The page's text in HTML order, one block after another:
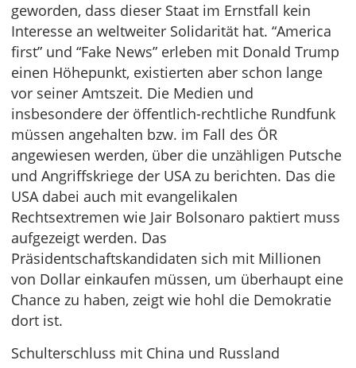
geworden, dass dieser Staat im Ernstfall kein
Interesse an weltweiter Solidarität hat. “America
first” und “Fake News” erleben mit Donald Trump
einen Höhepunkt, existierten aber schon lange
vor seiner Amtszeit. Die Medien und
insbesondere der öffentlich-rechtliche Rundfunk
müssen angehalten bzw. im Fall des ÖR
angewiesen werden, über die unzähligen Putsche
und Angriffskriege der USA zu berichten. Das die
USA dabei auch mit evangelikalen
Rechtsextremen wie Jair Bolsonaro paktiert muss
aufgezeigt werden. Das
Präsidentschaftskandidaten sich mit Millionen
von Dollar einkaufen müssen, um überhaupt eine
Chance zu haben, zeigt wie hohl die Demokratie
dort ist.
Schulterschluss mit China und Russland